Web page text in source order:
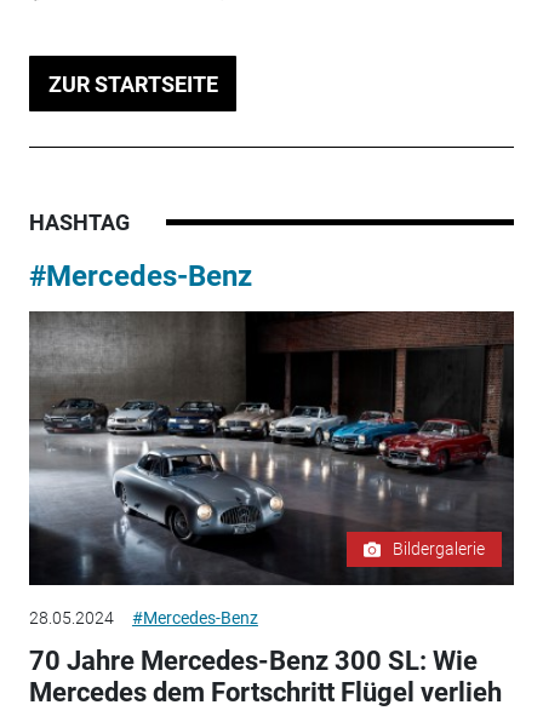
ZUR STARTSEITE
HASHTAG
#Mercedes-Benz
Bildergalerie
28.05.2024 #Mercedes-Benz
70 Jahre Mercedes-Benz 300 SL: Wie
Mercedes dem Fortschritt Flügel verlieh